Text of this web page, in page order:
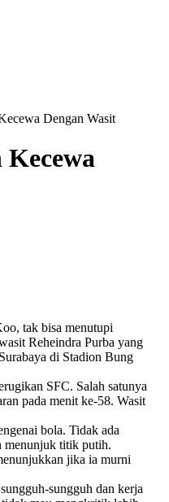
Dengan Wasit
tak bisa menutupi
Reheindra Purba yang
di Stadion Bung
SFC. Salah satunya
pada menit ke-58. Wasit
bola. Tidak ada
menunjuk titik putih.
jika ia murni
sungguh dan kerja